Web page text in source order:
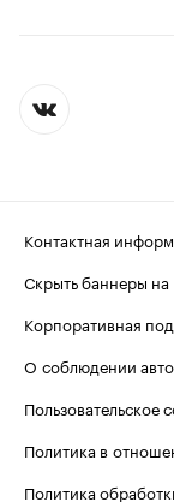
Контактная
Скрыть баннеры
Корпоративная
О соблюдении
Пользовательское
Политика в
Политика